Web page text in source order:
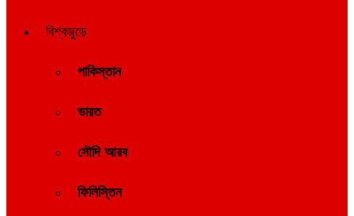
বিশ্বজুড়ে
পাকিস্তান
ভারত
সৌদি আরব
ফিলিস্তিন